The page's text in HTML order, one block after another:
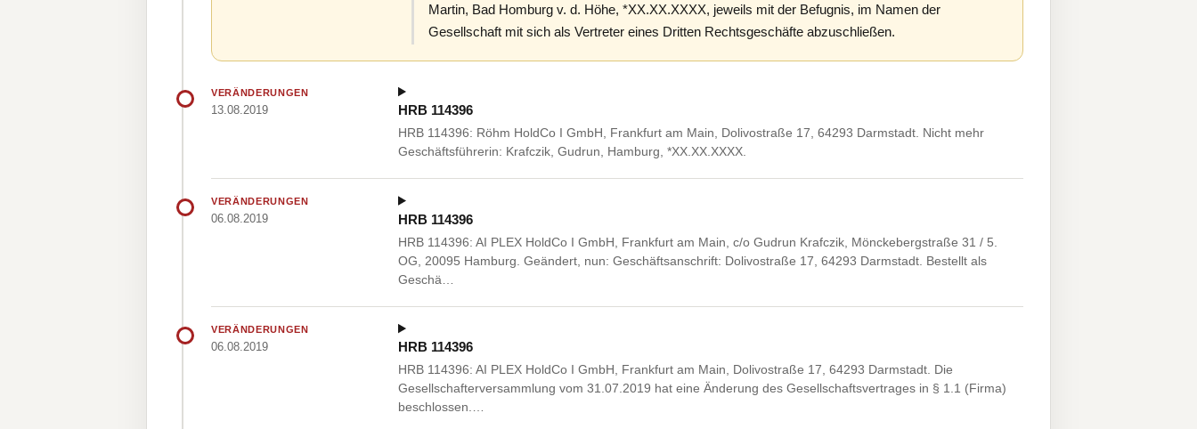
Martin, Bad Homburg v. d. Höhe, *XX.XX.XXXX, jeweils mit der Befugnis, im Namen der
Gesellschaft mit sich als Vertreter eines Dritten Rechtsgeschäfte abzuschließen.
VERÄNDERUNGEN
13.08.2019 HRB 114396
HRB 114396: Röhm HoldCo I GmbH, Frankfurt am Main, Dolivostraße 17, 64293 Darmstadt. Nicht mehr
Geschäftsführerin: Krafczik, Gudrun, Hamburg, *XX.XX.XXXX.
VERÄNDERUNGEN
06.08.2019 HRB 114396
HRB 114396: AI PLEX HoldCo I GmbH, Frankfurt am Main, c/o Gudrun Krafczik, Mönckebergstraße 31 / 5.
OG, 20095 Hamburg. Geändert, nun: Geschäftsanschrift: Dolivostraße 17, 64293 Darmstadt. Bestellt als
Geschä…
VERÄNDERUNGEN
06.08.2019 HRB 114396
HRB 114396: AI PLEX HoldCo I GmbH, Frankfurt am Main, Dolivostraße 17, 64293 Darmstadt. Die
Gesellschafterversammlung vom 31.07.2019 hat eine Änderung des Gesellschaftsvertrages in § 1.1 (Firma)
beschlossen.…